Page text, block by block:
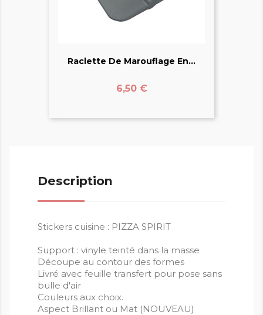
Raclette De Marouflage En...
Prix
6,50 €
Description
Stickers cuisine : PIZZA SPIRIT
Support : vinyle teinté dans la masse
Découpe au contour des formes
Livré avec feuille transfert pour pose sans
bulle d'air
Couleurs aux choix.
Aspect Brillant ou Mat (NOUVEAU)